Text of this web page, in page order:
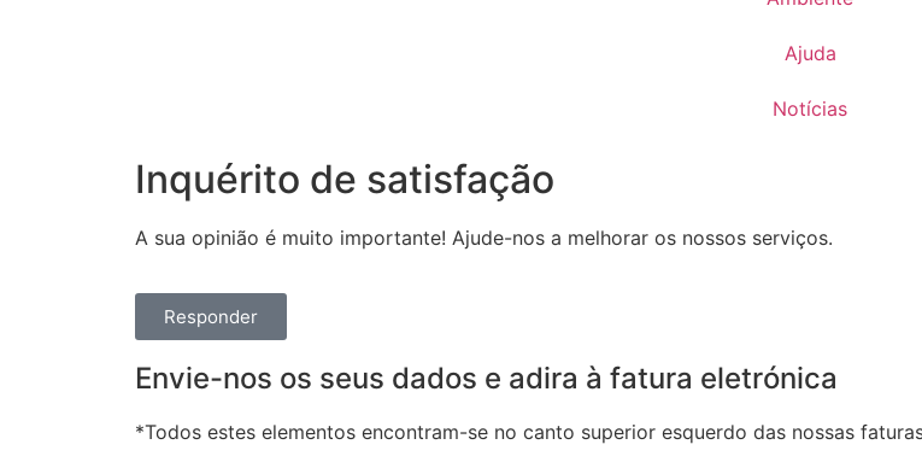
Ajuda
Notícias
Inquérito de satisfação
A sua opinião é muito importante! Ajude-nos a melhorar os nossos serviços.
Responder
Envie-nos os seus dados e adira à fatura eletrónica
*Todos estes elementos encontram-se no canto superior esquerdo das nossas